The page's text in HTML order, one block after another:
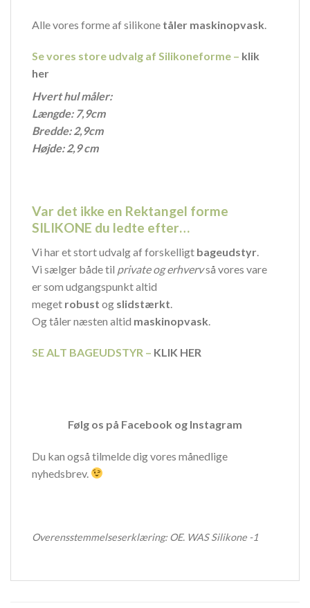
Alle vores forme af silikone tåler maskinopvask
Se vores store udvalg af Silikoneforme – klik
her
Hvert hul måler:
Længde: 7,9cm
Bredde: 2,9cm
Højde: 2,9 cm
Var det ikke en Rektangel forme
SILIKONE du ledte efter…
Vi har et stort udvalg af forskelligt bageudstyr
Vi sælger både til private og erhvervså vores vare
er som udgangspunkt altid
meget robust og slidstærkt
Og tåler næsten altid maskinopvask
SE ALT BAGEUDSTYR – KLIK HER
Følg os på Facebook og Instagram
Du kan også tilmelde dig vores månedlige
nyhedsbrev.
Overensstemmelseserklæring:OE. WAS Silikone -1